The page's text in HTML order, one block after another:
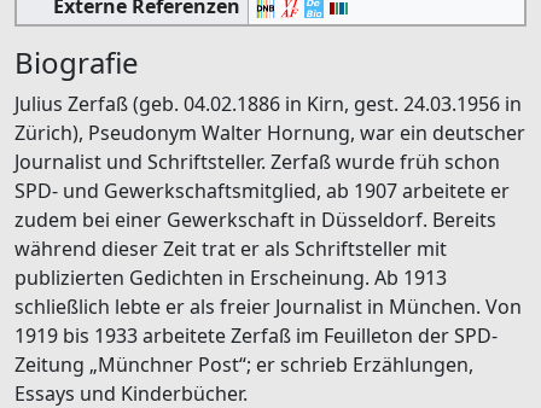
Externe Referenzen
Biografie
Julius Zerfaß (geb. 04.02.1886 in Kirn, gest. 24.03.1956 in
Zürich), Pseudonym Walter Hornung, war ein deutscher
Journalist und Schriftsteller. Zerfaß wurde früh schon
SPD- und Gewerkschaftsmitglied, ab 1907 arbeitete er
zudem bei einer Gewerkschaft in Düsseldorf. Bereits
während dieser Zeit trat er als Schriftsteller mit
publizierten Gedichten in Erscheinung. Ab 1913
schließlich lebte er als freier Journalist in München. Von
1919 bis 1933 arbeitete Zerfaß im Feuilleton der SPD-
Zeitung „Münchner Post“; er schrieb Erzählungen,
Essays und Kinderbücher.